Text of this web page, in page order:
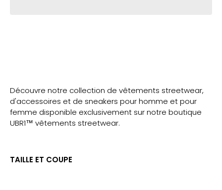
Découvre notre collection de vêtements streetwear,
d'accessoires et de sneakers pour homme et pour
femme disponible exclusivement sur notre boutique
UBR1™ vêtements streetwear.
TAILLE ET COUPE